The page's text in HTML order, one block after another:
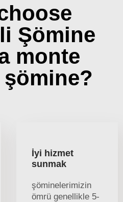
Şömine
monte
İyi hizmet
sunmak
şöminelerimizin
ömrü genellikle 5-